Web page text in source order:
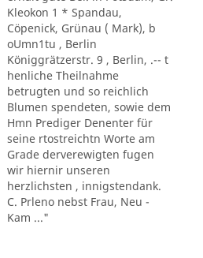
Kleokon 1 * Spandau,
Cöpenick, Grünau ( Mark), b
oUmn1tu , Berlin
Königgrätzerstr. 9 , Berlin, .-- t
henliche Theilnahme
betrugten und so reichlich
Blumen spendeten, sowie dem
Hmn Prediger Denenter für
seine rtostreichtn Worte am
Grade derverewigten fugen
wir hiernir unseren
herzlichsten , innigstendank.
C. Prleno nebst Frau, Neu -
Kam ..."